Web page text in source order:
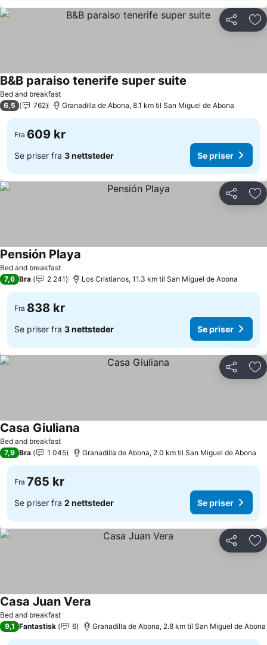
Del
Bed and breakfast
B&B paraiso tenerife super suite
6,5 762 Granadilla de Abona, 8.1 km til San Miguel de Abona
Fra 609 kr
Se priser fra 3 nettsteder Se priser
Del
Bed and breakfast
Pensión Playa
7,6 Bra 2 241 Los Cristianos, 11.3 km til San Miguel de Abona
Fra 838 kr
Se priser fra 3 nettsteder Se priser
Del
Bed and breakfast
Casa Giuliana
7,9 Bra 1 045 Granadilla de Abona, 2.0 km til San Miguel de Abona
Fra 765 kr
Se priser fra 2 nettsteder Se priser
Del
Bed and breakfast
Casa Juan Vera
9,1 Fantastisk 6 Granadilla de Abona, 2.8 km til San Miguel de Abona